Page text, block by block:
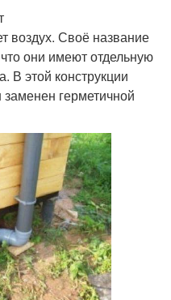
воздух. Своё название
они имеют отдельную
В этой конструкции
герметичной